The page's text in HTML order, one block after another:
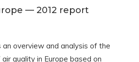
— 2012 report
overview and analysis of the
quality in Europe based on